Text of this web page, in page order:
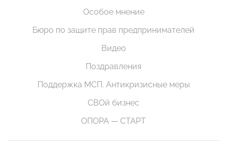
Особое мнение
Бюро по защите прав предпринимателей
Видео
Поздравления
Поддержка МСП. Антикризисные меры
СВОй бизнес
ОПОРА — СТАРТ